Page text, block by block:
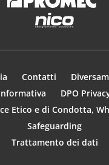
Contatti
DPO
Etico e di Condotta,
Safeguarding
Trattamento dei dati